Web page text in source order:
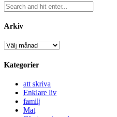
Arkiv
Arkiv
Kategorier
att skriva
Enklare liv
familj
Mat